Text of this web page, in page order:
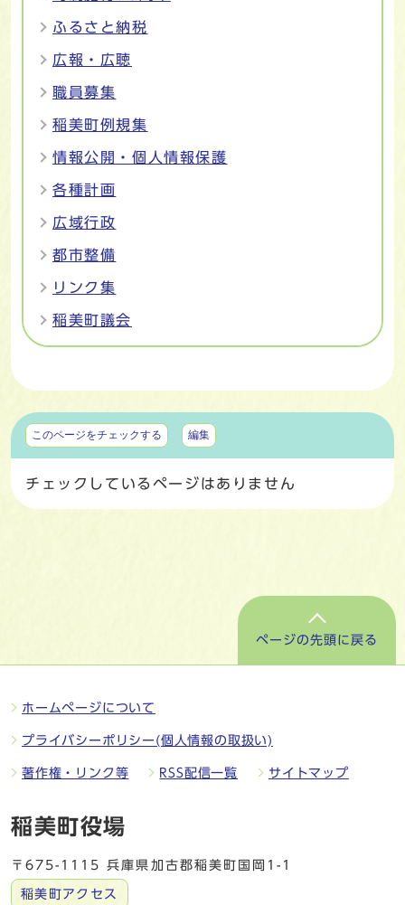
ふるさと納税
広報・広聴
職員募集
稲美町例規集
情報公開・個人情報保護
各種計画
広域行政
都市整備
リンク集
稲美町議会
マイページ
このページをチェックする 編集
チェックしているページはありません
ページの先頭に戻る
ホームページについて
プライバシーポリシー(個人情報の取扱い)
著作権・リンク等 RSS配信一覧 サイトマップ
稲美町役場
〒675-1115 兵庫県加古郡稲美町国岡1-1
稲美町アクセス